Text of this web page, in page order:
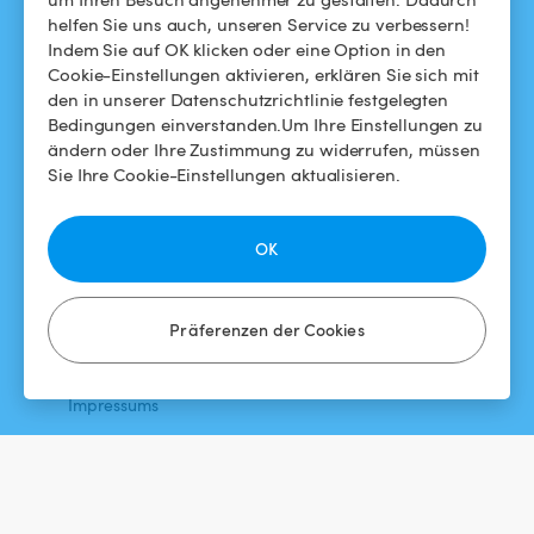
helfen Sie uns auch, unseren Service zu verbessern!
Indem Sie auf OK klicken oder eine Option in den
Cookie-Einstellungen aktivieren, erklären Sie sich mit
den in unserer Datenschutzrichtlinie festgelegten
Bedingungen einverstanden.Um Ihre Einstellungen zu
ändern oder Ihre Zustimmung zu widerrufen, müssen
Sie Ihre Cookie-Einstellungen aktualisieren.
Präferenzen der Cookies
OK
Swimmy in den Medien
Das Swimmy-Abenteuer
Für Gastgeber
Meinen Pool vermieten
So funktioniert's
Allgemeine
Geschäftsbedingungen
Datenschutzbestimmungen
Impressums
Instagram